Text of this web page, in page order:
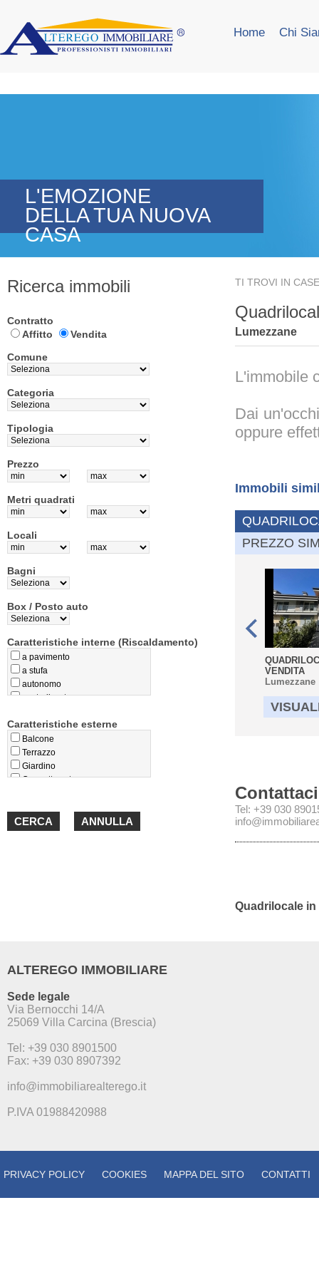
Home Chi
L'EMOZIONE
DELLA TUA NUOVA
CASA
Ricerca immobili
Contratto
Affitto
Vendita
Comune
Categoria
Tipologia
Prezzo
Metri quadrati
Locali
Bagni
Box / Posto auto
Caratteristiche interne (Riscaldamento)
a pavimento
a stufa
autonomo
centralizzato
teleriscaldamento
termoconvettori
Caratteristiche esterne
Balcone
Terrazzo
Giardino
Cappotto esterno
TI TROVI IN
Lumezzane
L'immobile
Dai
oppure
Immobili
PREZZO
VENDITA
Lumezzane
Contattaci
Tel: +39 030
Quadrilocale in
ALTEREGO IMMOBILIARE
Sede legale
Via Bernocchi 14/A
25069 Villa Carcina (Brescia)
Tel: +39 030 8901500
Fax: +39 030 8907392
info@immobiliarealterego.it
P.IVA 01988420988
PRIVACY POLICY COOKIES MAPPA DEL SITO CONTATTI